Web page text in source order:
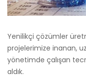
Yenilikçi çözümler
projelerimize inanan,
yönetimde çalışan
aldık.